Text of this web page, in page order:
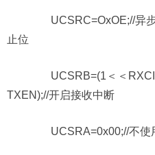
UCSRC=OxOE;//异步
止位
UCSRB=(1＜＜
TXEN);//开启接收中断
UCSRA=0x00;//不使